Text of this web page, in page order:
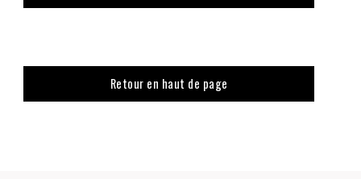
Retour en haut de page